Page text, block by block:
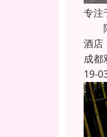
专注
隔
酒店
成都
19-